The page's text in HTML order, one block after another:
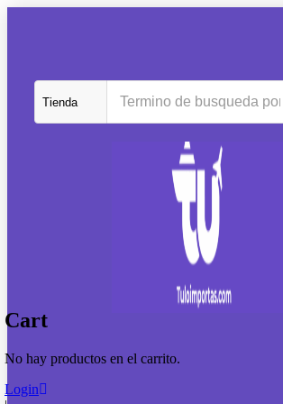
Cart
No hay productos en el carrito.
Login